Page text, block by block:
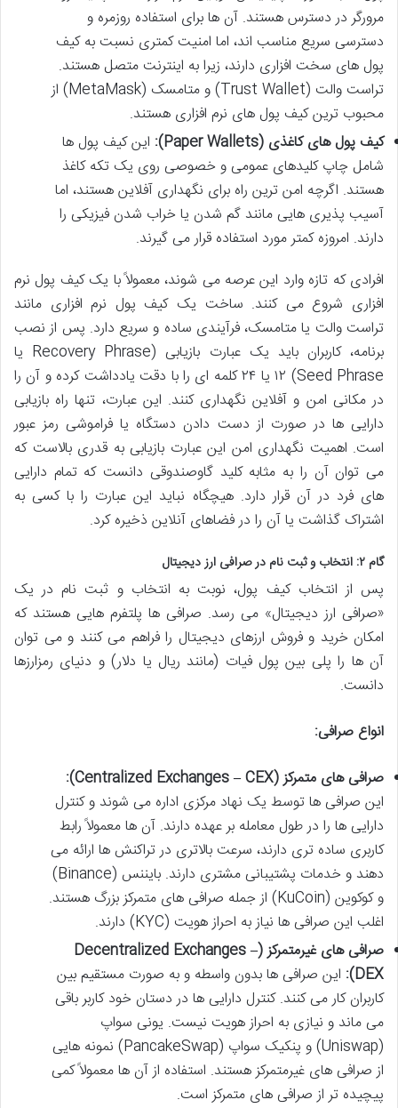
مرورگر در دسترس هستند. آن ها برای استفاده روزمره و
دسترسی سریع مناسب اند، اما امنیت کمتری نسبت به کیف
پول های سخت افزاری دارند، زیرا به اینترنت متصل هستند.
تراست والت (Trust Wallet) و متامسک (MetaMask) از
محبوب ترین کیف پول های نرم افزاری هستند.
کیف پول های کاغذی (Paper Wallets):
این کیف پول ها
شامل چاپ کلیدهای عمومی و خصوصی روی یک تکه کاغذ
هستند. اگرچه امن ترین راه برای نگهداری آفلاین هستند، اما
آسیب پذیری هایی مانند گم شدن یا خراب شدن فیزیکی را
دارند. امروزه کمتر مورد استفاده قرار می گیرند.
افرادی که تازه وارد این عرصه می شوند، معمولاً با یک کیف پول نرم
افزاری شروع می کنند. ساخت یک کیف پول نرم افزاری مانند
تراست والت یا متامسک، فرآیندی ساده و سریع دارد. پس از نصب
برنامه، کاربران باید یک عبارت بازیابی (Recovery Phrase یا
Seed Phrase) ۱۲ یا ۲۴ کلمه ای را با دقت یادداشت کرده و آن را
در مکانی امن و آفلاین نگهداری کنند. این عبارت، تنها راه بازیابی
دارایی ها در صورت از دست دادن دستگاه یا فراموشی رمز عبور
است. اهمیت نگهداری امن این عبارت بازیابی به قدری بالاست که
می توان آن را به مثابه کلید گاوصندوقی دانست که تمام دارایی
های فرد در آن قرار دارد. هیچگاه نباید این عبارت را با کسی به
اشتراک گذاشت یا آن را در فضاهای آنلاین ذخیره کرد.
گام ۲: انتخاب و ثبت نام در صرافی ارز دیجیتال
پس از انتخاب کیف پول، نوبت به انتخاب و ثبت نام در یک
«صرافی ارز دیجیتال» می رسد. صرافی ها پلتفرم هایی هستند که
امکان خرید و فروش ارزهای دیجیتال را فراهم می کنند و می توان
آن ها را پلی بین پول فیات (مانند ریال یا دلار) و دنیای رمزارزها
دانست.
انواع صرافی:
صرافی های متمرکز (Centralized Exchanges – CEX):
این صرافی ها توسط یک نهاد مرکزی اداره می شوند و کنترل
دارایی ها را در طول معامله بر عهده دارند. آن ها معمولاً رابط
کاربری ساده تری دارند، سرعت بالاتری در تراکنش ها ارائه می
دهند و خدمات پشتیبانی مشتری دارند. بایننس (Binance)
و کوکوین (KuCoin) از جمله صرافی های متمرکز بزرگ هستند.
اغلب این صرافی ها نیاز به احراز هویت (KYC) دارند.
صرافی های غیرمتمرکز (Decentralized Exchanges –
DEX):
این صرافی ها بدون واسطه و به صورت مستقیم بین
کاربران کار می کنند. کنترل دارایی ها در دستان خود کاربر باقی
می ماند و نیازی به احراز هویت نیست. یونی سواپ
(Uniswap) و پنکیک سواپ (PancakeSwap) نمونه هایی
از صرافی های غیرمتمرکز هستند. استفاده از آن ها معمولاً کمی
پیچیده تر از صرافی های متمرکز است.